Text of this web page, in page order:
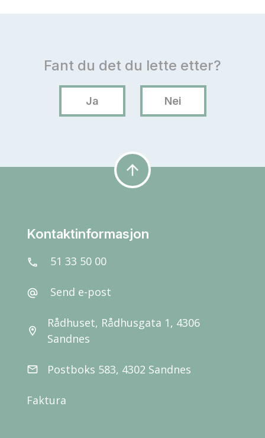
arrow_upward
Kontaktinformasjon
call 51 33 50 00
alternate_email Send e-post
location_on
Rådhuset, Rådhusgata 1, 4306
Sandnes
email Postboks 583, 4302 Sandnes
Faktura